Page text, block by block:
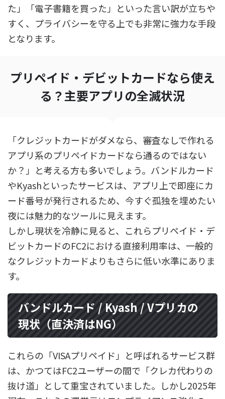
た」「電子書籍を買った」といった言い訳が立ちや
すく、プライバシーを守る上でも非常に強力な手段
となります。
プリペイド・デビットカードなら使え
る？主要アプリの全滅状況
「クレジットカードがダメなら、審査なしで作れる
アプリ系のプリペイドカードなら通るのではない
か？」と考える方も多いでしょう。バンドルカード
やKyashといったサービスは、アプリ上で即座にカ
ード番号が発行されるため、今すぐ孤独を埋めたい
夜には魅力的なツールに見えます。
しかし現状を冷静に見ると、これらプリペイド・デ
ビットカードのFC2における直接利用率は、一般的
なクレジットカードよりもさらに低い水準にありま
す。
バンドルカード / Kyash / Vプリカの
現状（直決済はNG）
これらの「VISAプリペイド」と呼ばれるサービス群
は、かつてはFC2ユーザーの間で「クレカ代わりの
抜け道」として重宝されていました。しかし2025年